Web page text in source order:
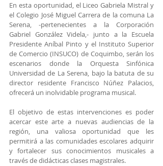
En esta oportunidad, el Liceo Gabriela Mistral y
el Colegio José Miguel Carrera de la comuna La
Serena, -pertenecientes a la Corporación
Gabriel González Videla,- junto a la Escuela
Presidente Aníbal Pinto y el Instituto Superior
de Comercio (INSUCO) de Coquimbo, serán los
escenarios donde la Orquesta Sinfónica
Universidad de La Serena, bajo la batuta de su
director residente Francisco Núñez Palacios,
ofrecerá un inolvidable programa musical.
El objetivo de estas intervenciones es poder
acercar este arte a nuevas audiencias de la
región, una valiosa oportunidad que les
permitirá a las comunidades escolares adquirir
y fortalecer sus conocimientos musicales a
través de didácticas clases magistrales.